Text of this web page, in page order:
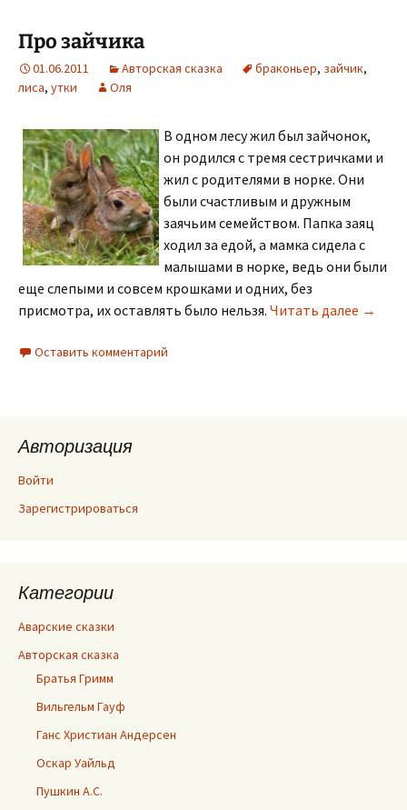
Про зайчика
01.06.2011 Авторская сказка браконьер, зайчик,
лиса, утки Оля
В одном лесу жил был зайчонок,
он родился с тремя сестричками и
жил с родителями в норке. Они
были счастливым и дружным
заячьим семейством. Папка заяц
ходил за едой, а мамка сидела с
малышами в норке, ведь они были
еще слепыми и совсем крошками и одних, без
присмотра, их оставлять было нельзя. Читать далее Про
→
Оставить комментарий
Авторизация
Войти
Зарегистрироваться
Категории
Аварские сказки
Авторская сказка
Братья Гримм
Вильгельм Гауф
Ганс Христиан Андерсен
Оскар Уайльд
Пушкин А.С.